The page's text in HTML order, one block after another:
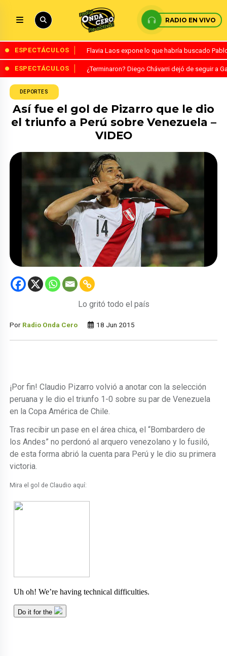
RADIO EN VIVO
ESPECTÁCULOS Flavia Laos expone lo que habría buscado
ESPECTÁCULOS ¿Terminaron? Diego Chávarri dejó de seguir a
DEPORTES
Así fue el gol de Pizarro que le dio
el triunfo a Perú sobre Venezuela –
VIDEO
Lo gritó todo el país
Por Radio Onda Cero 18 Jun 2015
¡Por fin! Claudio Pizarro volvió a anotar con la selección
peruana y le dio el triunfo 1-0 sobre su par de Venezuela
en la Copa América de Chile.
Tras recibir un pase en el área chica, el “Bombardero de
los Andes” no perdonó al arquero venezolano y lo fusiló,
de esta forma abrió la cuenta para Perú y le dio su primera
victoria.
Mira el gol de Claudio aquí: